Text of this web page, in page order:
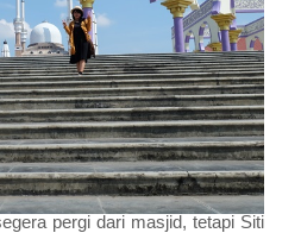
pergi dari masjid, tetapi Siti